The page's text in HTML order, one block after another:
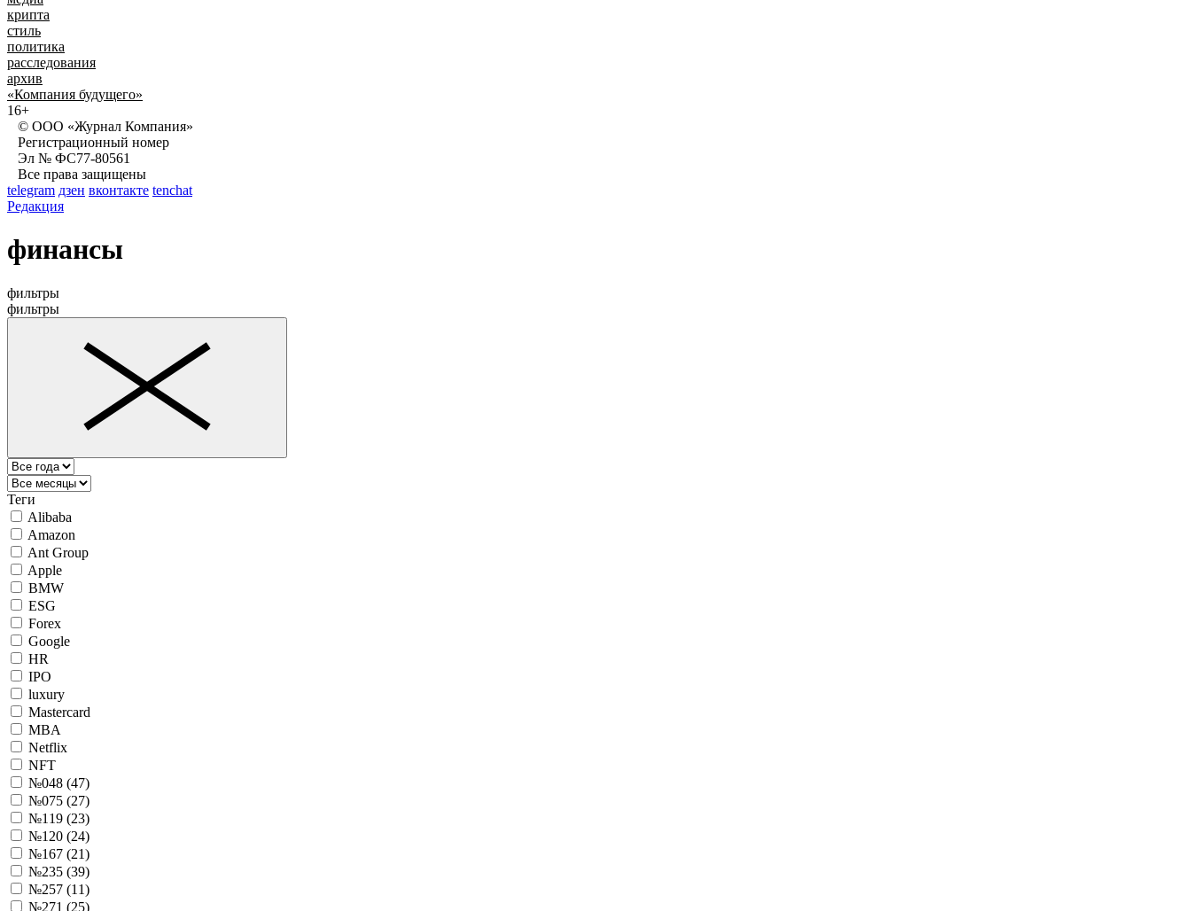
крипта
стиль
политика
расследования
архив
«Компания будущего»
16+
© ООО «Журнал Компания»
Регистрационный номер
Эл № ФС77-80561
Все права защищены
telegram дзен вконтакте tenchat
Редакция
финансы
фильтры
фильтры
Теги
Alibaba
Amazon
Ant Group
Apple
BMW
ESG
Forex
Google
HR
IPO
luxury
Mastercard
MBA
Netflix
NFT
№048 (47)
№075 (27)
№119 (23)
№120 (24)
№167 (21)
№235 (39)
№257 (11)
№271 (25)